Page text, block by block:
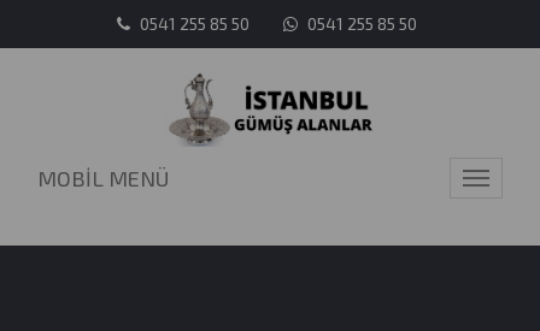
0541 255 85 50 0541 255 85 50
Toggle
MOBİL MENÜ